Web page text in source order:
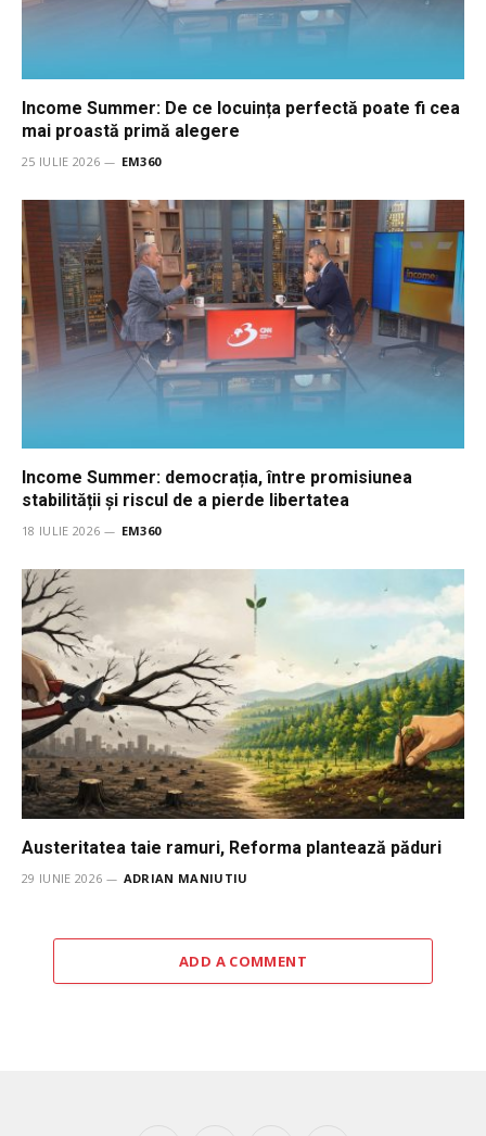
Income Summer: De ce locuința perfectă poate fi cea
mai proastă primă alegere
25 IULIE 2026 EM360
Income Summer: democrația, între promisiunea
stabilității și riscul de a pierde libertatea
18 IULIE 2026 EM360
Austeritatea taie ramuri, Reforma plantează păduri
29 IUNIE 2026 ADRIAN MANIUTIU
ADD A COMMENT